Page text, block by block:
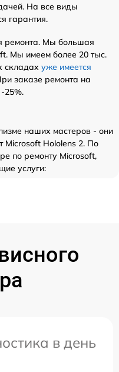
На все виды
гарантия.
ремонта. Мы большая
Мы имеем более 20 тыс.
складах уже имеется
заказе ремонта на
25%.
наших мастеров - они
Microsoft Hololens 2. По
по ремонту Microsoft,
услуги:
в день